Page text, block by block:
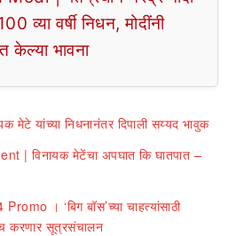
व्या वर्षी निधन, मोदींनी
केल्या भावना
मेटे यांच्या निधनानंतर दिपाली सय्यद भावुक
| विनायक मेटेंचा अपघात कि घातपात –
। ‘बिग बॉस’च्या चाहत्यांसाठी
करणार सूत्रसंचालन